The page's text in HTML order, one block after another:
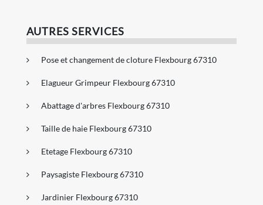
AUTRES SERVICES
Pose et changement de cloture Flexbourg 67310
Elagueur Grimpeur Flexbourg 67310
Abattage d'arbres Flexbourg 67310
Taille de haie Flexbourg 67310
Etetage Flexbourg 67310
Paysagiste Flexbourg 67310
Jardinier Flexbourg 67310